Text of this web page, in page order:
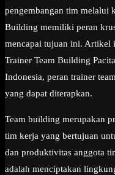
pengembangan tim melalui
Building memiliki peran
mencapai tujuan ini. Artikel
Trainer Team Building
Indonesia, peran trainer
yang dapat diterapkan.
Team building merupakan
tim kerja yang bertujuan
dan produktivitas anggota
adalah menciptakan